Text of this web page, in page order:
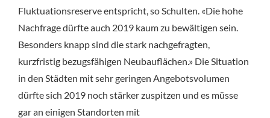
Fluktuationsreserve entspricht, so Schulten. «Die hohe
Nachfrage dürfte auch 2019 kaum zu bewältigen sein.
Besonders knapp sind die stark nachgefragten,
kurzfristig bezugsfähigen Neubauflächen.» Die Situation
in den Städten mit sehr geringen Angebotsvolumen
dürfte sich 2019 noch stärker zuspitzen und es müsse
gar an einigen Standorten mit